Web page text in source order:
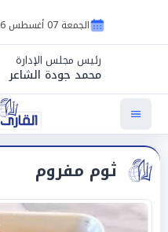
الجمعة 07 أغسطس 2026
رئيس مجلس الإدارة
محمد جودة الشاعر
ثوم مفروم